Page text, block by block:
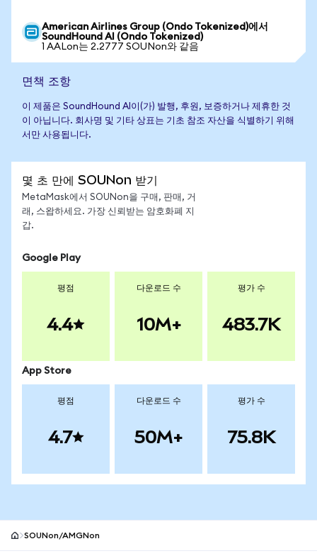
American Airlines Group (Ondo Tokenized)에서
SoundHound AI (Ondo Tokenized)
1 AALon는 2.2777 SOUNon와 같음
면책 조항
이 제품은 SoundHound AI이(가) 발행, 후원, 보증하거나 제휴한 것
이 아닙니다. 회사명 및 기타 상표는 기초 참조 자산을 식별하기 위해
서만 사용됩니다.
몇 초 만에 SOUNon 받기
MetaMask에서 SOUNon을 구매, 판매, 거
래, 스왑하세요. 가장 신뢰받는 암호화폐 지
갑.
Google Play
평점
4.4
다운로드 수
10M+
평가 수
483.7K
App Store
평점
4.7
다운로드 수
50M+
평가 수
75.8K
SOUNon/AMGNon